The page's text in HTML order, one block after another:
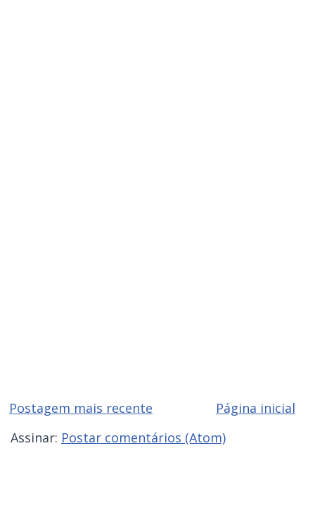
Postagem mais recente
Página inicial
Assinar: Postar comentários (Atom)